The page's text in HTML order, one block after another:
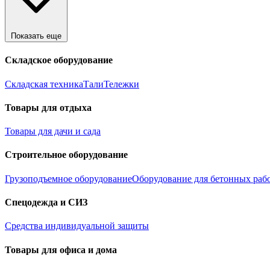
Показать еще
Складское оборудование
Складская техникаТалиТележки
Товары для отдыха
Товары для дачи и сада
Строительное оборудование
Грузоподъемное оборудованиеОборудование для бетонных
Спецодежда и СИЗ
Средства индивидуальной защиты
Товары для офиса и дома